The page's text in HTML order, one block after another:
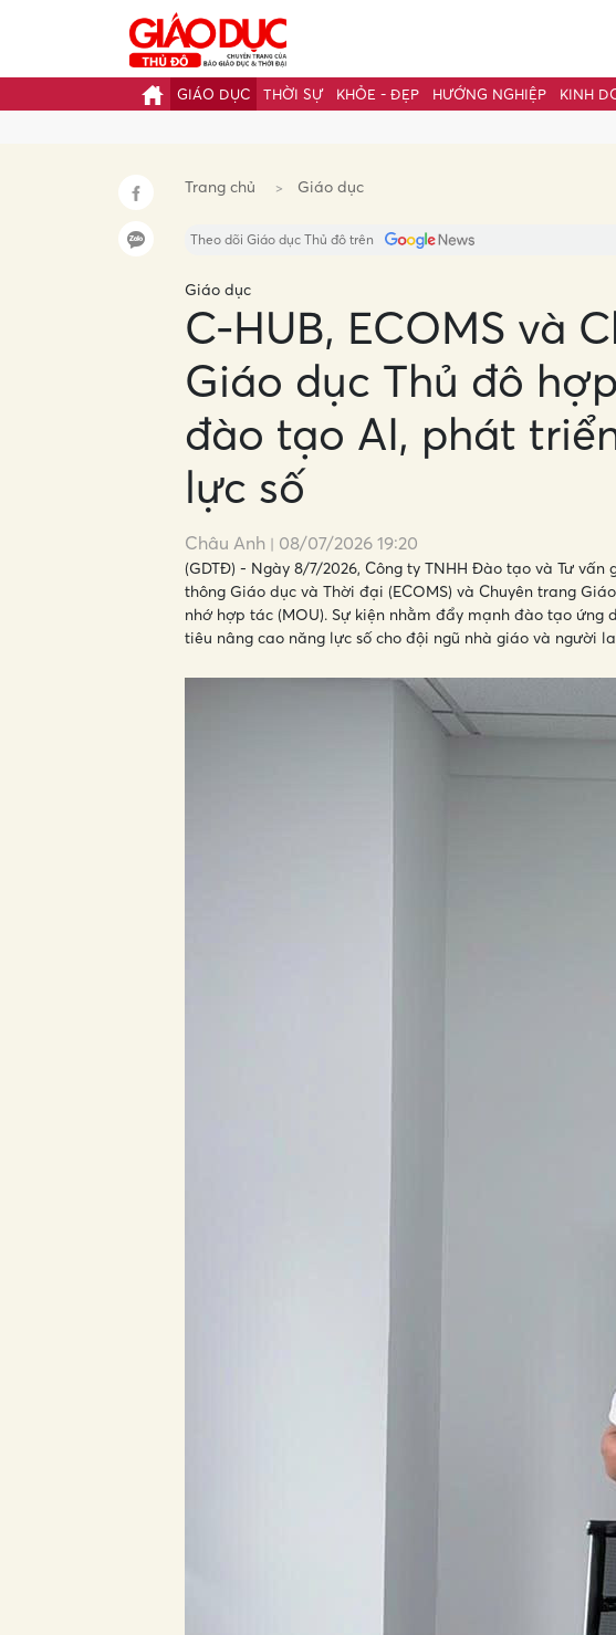
GIÁO DỤC THỜI SỰ KHỎE - ĐẸP HƯỚNG NGHIỆP KINH
Trang chủ Giáo dục
Theo dõi Giáo dục Thủ đô trên
Giáo dục
C-HUB, ECOMS và
Giáo dục Thủ đô
đào tạo AI, phát
lực số
Châu Anh 08/07/2026 19:20
(GDTĐ) - Ngày 8/7/2026, Công ty TNHH Đào tạo và Tư vấn
thông Giáo dục và Thời đại (ECOMS) và Chuyên trang
nhớ hợp tác (MOU). Sự kiện nhằm đẩy mạnh đào tạo ứng
tiêu nâng cao năng lực số cho đội ngũ nhà giáo và người
Gửi bình luận